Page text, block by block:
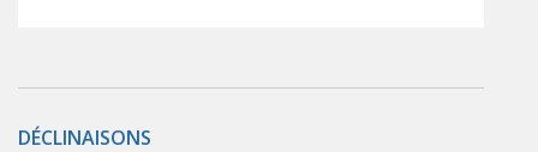
Commande musculaire
DÉCLINAISONS